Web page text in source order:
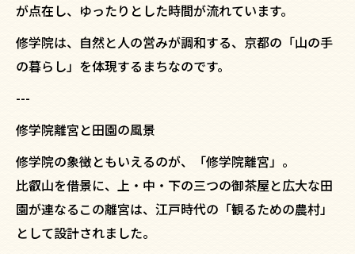
が点在し、ゆったりとした時間が流れています。
修学院は、自然と人の営みが調和する、京都の「山の手
の暮らし」を体現するまちなのです。
---
修学院離宮と田園の風景
修学院の象徴ともいえるのが、「修学院離宮」。
比叡山を借景に、上・中・下の三つの御茶屋と広大な田
園が連なるこの離宮は、江戸時代の「観るための農村」
として設計されました。